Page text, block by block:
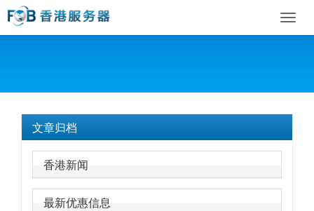
文章归档
香港新闻
最新优惠信息